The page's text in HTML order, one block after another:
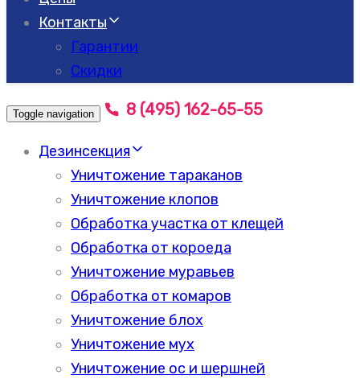
Контакты
Гарантии
Скидки
Toggle navigation 8 (495) 162-65-55
Дезинсекция
Уничтожение тараканов
Уничтожение клопов
Обработка участка от клещей
Обработка от короеда
Уничтожение муравьев
Обработка от комаров
Уничтожение блох
Уничтожение мух
Уничтожение ос и шершней